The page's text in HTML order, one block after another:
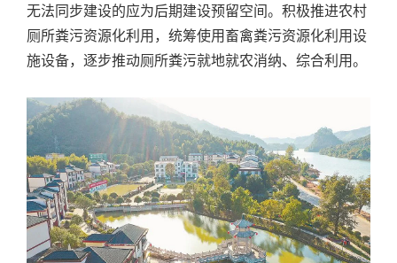
无法同步建设的应为后期建设预留空间。积极推进农村
厕所粪污资源化利用，统筹使用畜禽粪污资源化利用设
施设备，逐步推动厕所粪污就地就农消纳、综合利用。